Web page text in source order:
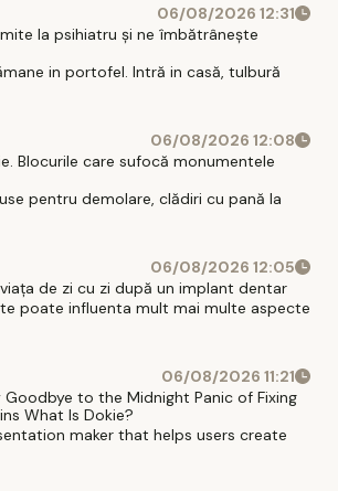
06/08/2026 12:31
la psihiatru și ne îmbătrânește
in portofel. Intră in casă, tulbură
06/08/2026 12:08
Blocurile care sufocă monumentele
pentru demolare, clădiri cu pană la
06/08/2026 12:05
de zi cu zi după un implant dentar
poate influenta mult mai multe aspecte
06/08/2026 11:21
Goodbye to the Midnight Panic of Fixing
What Is Dokie?
maker that helps users create